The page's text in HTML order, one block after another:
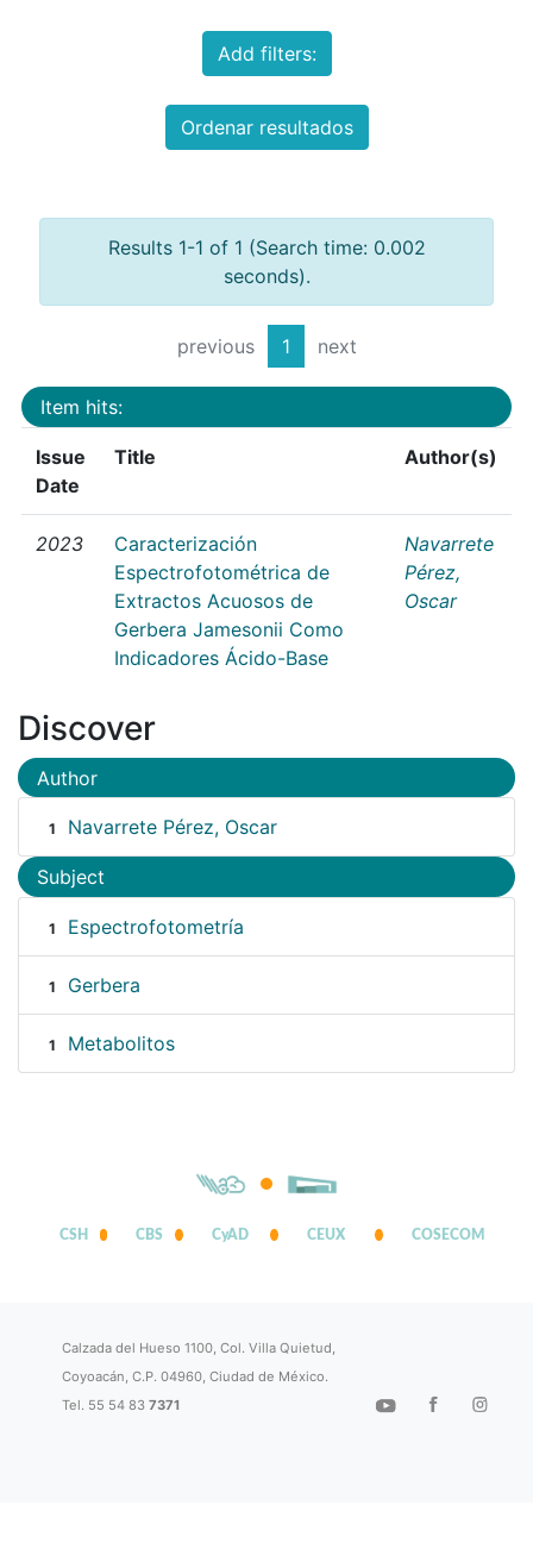
Add filters:
Ordenar resultados
Results 1-1 of 1 (Search time: 0.002
seconds).
previous 1 next
Item hits:
Issue
Date
Title Author(s)
2023
Caracterización
Espectrofotométrica de
Extractos Acuosos de
Gerbera Jamesonii Como
Indicadores Ácido-Base
Navarrete
Pérez,
Oscar
Discover
Author
1 Navarrete Pérez, Oscar
Subject
1 Espectrofotometría
1 Gerbera
1 Metabolitos
CSH CBS CyAD CEUX COSECOM
Calzada del Hueso 1100, Col. Villa Quietud,
Coyoacán, C.P. 04960, Ciudad de México.
Tel. 55 54 837371